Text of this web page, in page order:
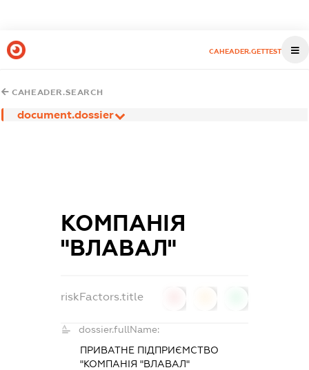
CAHEADER.GETTEST
CAHEADER.SEARCH
document.dossier
КОМПАНІЯ
"ВЛАВАЛ"
riskFactors.title
dossier.fullName:
ПРИВАТНЕ ПІДПРИЄМСТВО
"КОМПАНІЯ "ВЛАВАЛ"